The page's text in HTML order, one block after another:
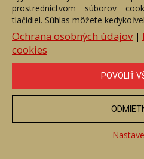
Anjel
prostredníctvom súborov
tlačidiel. Súhlas môžete
Ochrana osobných údajov|
cookies
POVOLIŤ